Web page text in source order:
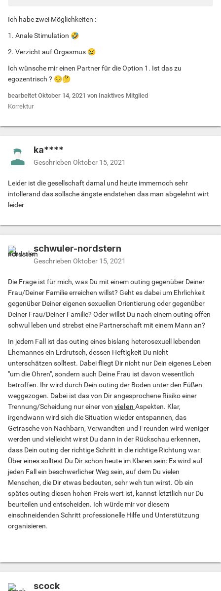
Ich habe zwei Möglichkeiten :
1. Anale Stimulation 🤣
2. Verzicht auf Orgasmus 😢
Ich wünsche mir einen Partner für die Option 1. Ist das zu
egozentrisch ? 😔🤔
bearbeitet Oktober 14, 2021 von Inaktives Mitglied
Korrektur
ka****
Geschrieben Oktober 15, 2021
Leider ist die gesellschaft damal und heute immernoch sehr
intollerand das sollsche ängste endstehen das man abgelehnt wirt
leider
schwuler-nordstern
Geschrieben Oktober 15, 2021
Die Frage ist für mich, was Du mit einem outing gegenüber Deiner
Frau/Deiner Familie erreichen willst? Geht es dabei um Ehrlichkeit
gegenüber Deiner eigenen sexuellen Orientierung oder gegenüber
Deiner Frau/Deiner Familie? Oder willst Du nach einem outing offen
schwul leben und strebst eine Partnerschaft mit einem Mann an?
In jedem Fall ist das outing eines bislang heterosexuell lebenden
Ehemannes ein Erdrutsch, dessen Heftigkeit Du nicht
unterschätzen solltest. Dabei fliegt Dir nicht nur Dein eigenes Leben
"um die Ohren", sondern auch Deine Frau ist davon wesentlich
betroffen. Ihr wird durch Dein outing der Boden unter den Füßen
weggezogen. Dabei ist das von Dir angesprochene Risiko einer
Trennung/Scheidung nur einer von vielen Aspekten. Klar,
irgendwann wird sich die Situation wieder entspannen, das
Getrasche von Nachbarn, Verwandten und Freunden wird weniger
werden und vielleicht wirst Du dann in der Rückschau erkennen,
dass Dein outing der richtige Schritt in die richtige Richtung war.
Über eines solltest Du Dir schon heute im Klaren sein: Es wird auf
jeden Fall ein beschwerlicher Weg sein, auf dem Du vielen
Menschen, die Dir etwas bedeuten, sehr weh tun wirst. Ob ein
spätes outing diesen hohen Preis wert ist, kannst letztlich nur Du
beurteilen und entscheiden. Ich würde mir vor diesem
einschneidenden Schritt professionelle Hilfe und Unterstützung
organisieren.
scock